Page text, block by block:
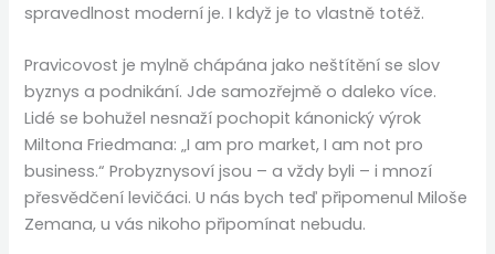
spravedlnost moderní je. I když je to vlastně totéž.
Pravicovost je mylně chápána jako neštítění se slov
byznys a podnikání. Jde samozřejmě o daleko více.
Lidé se bohužel nesnaží pochopit kánonický výrok
Miltona Friedmana: „I am pro market, I am not pro
business.“ Probyznysoví jsou – a vždy byli – i mnozí
přesvědčení levičáci. U nás bych teď připomenul Miloše
Zemana, u vás nikoho připomínat nebudu.